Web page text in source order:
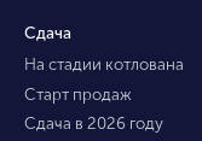
Сдача
На стадии котлована
Старт продаж
Сдача в 2026 году